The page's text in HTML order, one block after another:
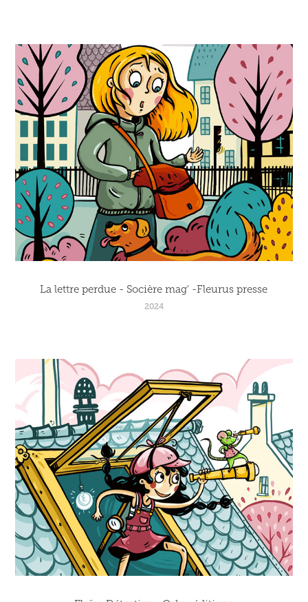
La lettre perdue - Socière mag' -Fleurus presse
2024